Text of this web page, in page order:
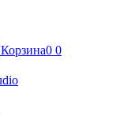
Корзина0 0